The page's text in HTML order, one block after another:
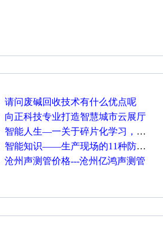
请问废碱回收技术有什么优点呢
向正科技专业打造智慧城市云展厅
智能人生—一关于碎片化学习，看这一篇就够了！
智能知识——生产现场的11种防错！(1)
沧州声测管价格---沧州亿鸿声测管​